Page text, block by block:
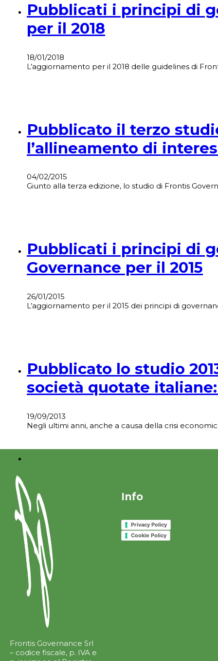
Pubblicati i principi di
per il 2018
18/01/2018
L’aggiornamento per il 2018 delle guidelines di
Pubblicato il terzo
l’allineamento di
04/02/2015
Giunto alla terza edizione, lo studio di Frontis
Pubblicati i principi di
Governance per il 2015
26/01/2015
L’aggiornamento per il 2015 dei principi di
Pubblicato lo studio
società quotate
19/09/2013
Negli ultimi anni, anche a causa della crisi
Frontis Governance Srl
– codice fiscale, p. IVA e
Info
Privacy Policy
Cookie Policy